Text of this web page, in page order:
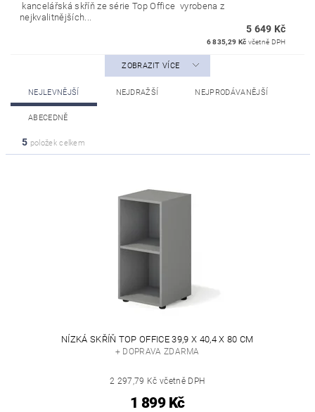
kancelářská skříň ze série Top Office vyrobena z
nejkvalitnějších...
5 649 Kč
6 835,29 Kč včetně DPH
ZOBRAZIT VÍCE
NEJLEVNĚJŠÍ NEJDRAŽŠÍ NEJPRODÁVANĚJŠÍ
ABECEDNĚ
5 položek celkem
NÍZKÁ SKŘÍŇ TOP OFFICE 39,9 X 40,4 X 80 CM
+ DOPRAVA ZDARMA
2 297,79 Kč včetně DPH
1 899 Kč